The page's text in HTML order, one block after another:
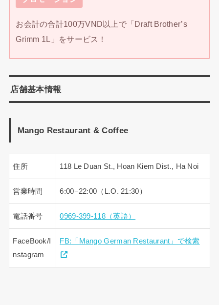
お会計の合計100万VND以上で「Draft Brother’s
Grimm 1L」をサービス！
店舗基本情報
Mango Restaurant & Coffee
住所 118 Le Duan St., Hoan Kiem Dist., Ha Noi
営業時間 6:00−22:00（L.O. 21:30）
電話番号 0969-399-118（英語）
FaceBook/I
nstagram
FB:「Mango German Restaurant」で検索